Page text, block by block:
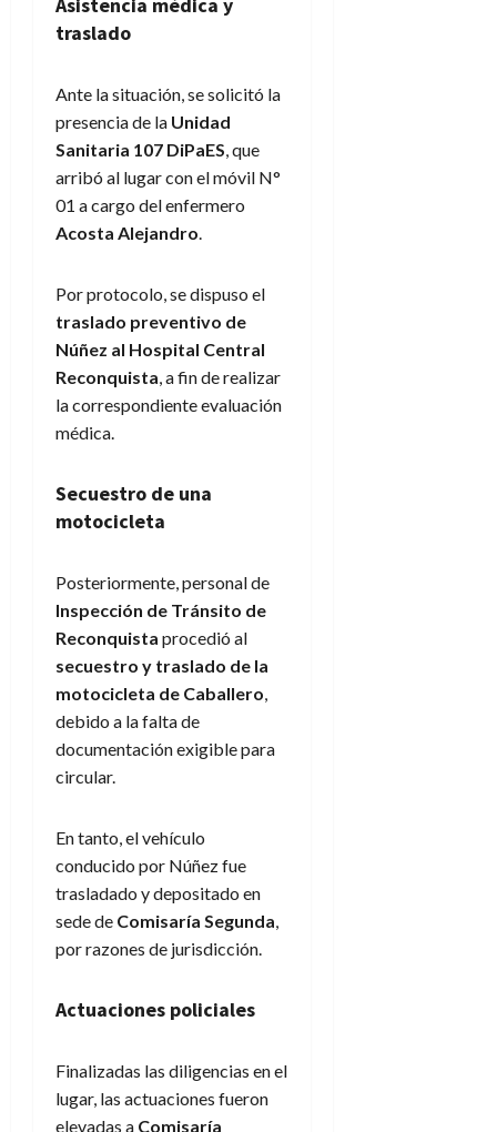
Asistencia médica y
traslado
Ante la situación, se solicitó la
presencia de la Unidad
Sanitaria 107 DiPaES, que
arribó al lugar con el móvil N°
01 a cargo del enfermero
Acosta Alejandro.
Por protocolo, se dispuso el
traslado preventivo de
Núñez al Hospital Central
Reconquista, a fin de realizar
la correspondiente evaluación
médica.
Secuestro de una
motocicleta
Posteriormente, personal de
Inspección de Tránsito de
Reconquista procedió al
secuestro y traslado de la
motocicleta de Caballero,
debido a la falta de
documentación exigible para
circular.
En tanto, el vehículo
conducido por Núñez fue
trasladado y depositado en
sede de Comisaría Segunda,
por razones de jurisdicción.
Actuaciones policiales
Finalizadas las diligencias en el
lugar, las actuaciones fueron
elevadas a Comisaría